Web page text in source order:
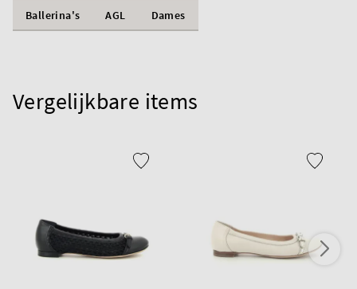
Ballerina's AGL Dames
Vergelijkbare items